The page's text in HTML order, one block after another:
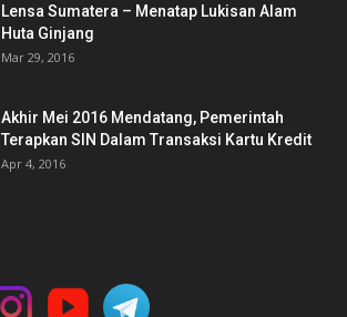
Lensa Sumatera – Menatap Lukisan Alam
Huta Ginjang
Mar 29, 2016
Akhir Mei 2016 Mendatang, Pemerintah
Terapkan SIN Dalam Transaksi Kartu Kredit
Apr 4, 2016